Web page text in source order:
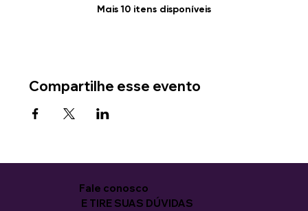
Mais 10 itens disponíveis
Compartilhe esse evento
Fale conosco
E TIRE SUAS DÚVIDAS